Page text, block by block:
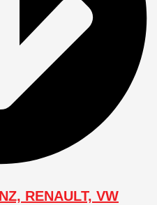
RENAULT, VW